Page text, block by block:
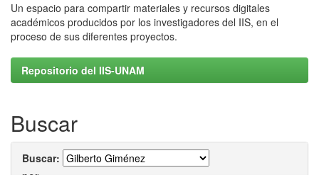
Un espacio para compartir materiales y recursos digitales
académicos producidos por los investigadores del IIS, en el
proceso de sus diferentes proyectos.
Repositorio del IIS-UNAM
Buscar
Buscar: